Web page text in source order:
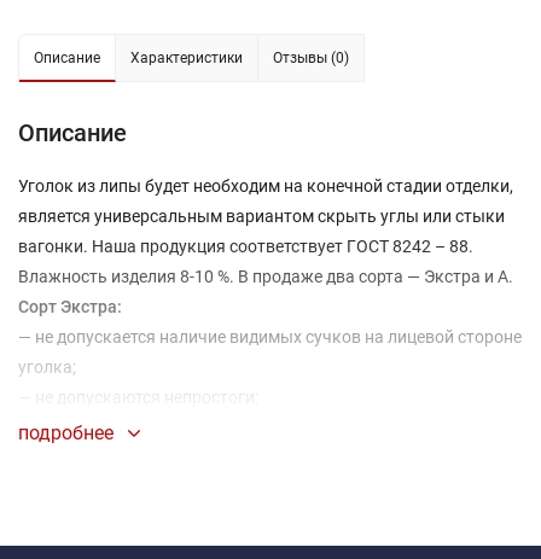
Описание Характеристики Отзывы (0)
Описание
Уголок из липы будет необходим на конечной стадии отделки,
является универсальным вариантом скрыть углы или стыки
вагонки. Наша продукция соответствует ГОСТ 8242 – 88.
Влажность изделия 8-10 %. В продаже два сорта — Экстра и A.
Сорт Экстра:
— не допускается наличие видимых сучков на лицевой стороне
уголка;
— не допускаются непростоги;
— допускаются маленькие точки;
— допускается текстура дерева до 20 %.
подробнее